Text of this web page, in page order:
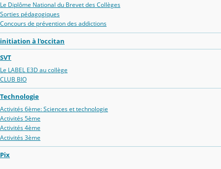
Le Diplôme National du Brevet des Collèges
Sorties pédagogiques
Concours de prévention des addictions
initiation à l'occitan
SVT
Le LABEL E3D au collège
CLUB BIO
Technologie
Activités 6ème: Sciences et technologie
Activités 5ème
Activités 4ème
Activités 3ème
Pix